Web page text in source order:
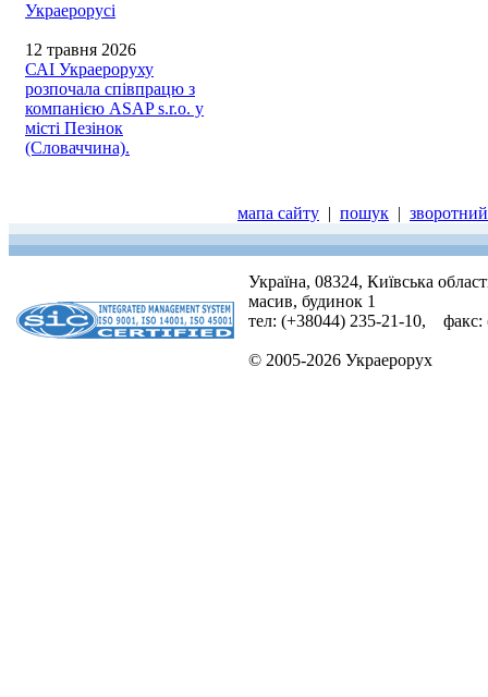
Украерорусі
12 травня 2026
САІ Украероруху
розпочала співпрацю з
компанією ASAP s.r.o. у
місті Пезінок
(Словаччина).
мапа сайту | пошук |
Україна, 08324, Київська
масив, будинок 1
тел: (+38044) 235-21-10, факс:
© 2005-2026 Украерорух